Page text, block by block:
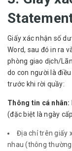
Giấy xác nhận số
Word, sau đó in ra
phòng giao dịch/
do con người là
trước khi rời quầy:
Thông tin cá nhân:
(đặc biệt là ngày
Địa chỉ trên giấy
nhau (thông